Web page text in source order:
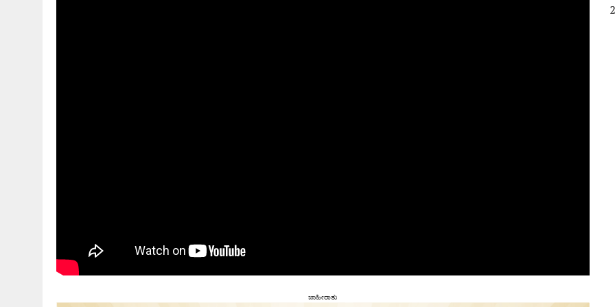
ಜಾಹೀರಾತು